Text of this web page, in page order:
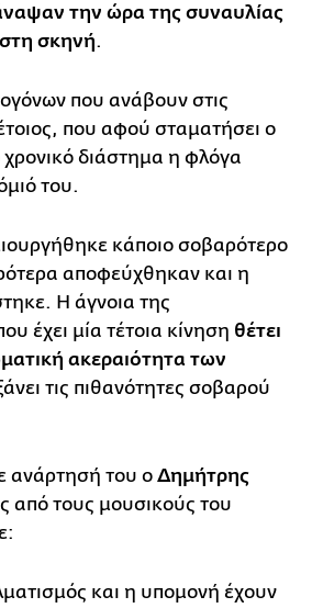
την ώρα της συναυλίας
σκηνή.
που ανάβουν στις
που αφού σταματήσει ο
χρονικό διάστημα η φλόγα
του.
κάποιο σοβαρότερο
αποφεύχθηκαν και η
Η άγνοια της
έχει μία τέτοια κίνηση θέτει
ακεραιότητα των
τις πιθανότητες σοβαρού
ανάρτησή του ο Δημήτρης
από τους μουσικούς του
και η υπομονή έχουν